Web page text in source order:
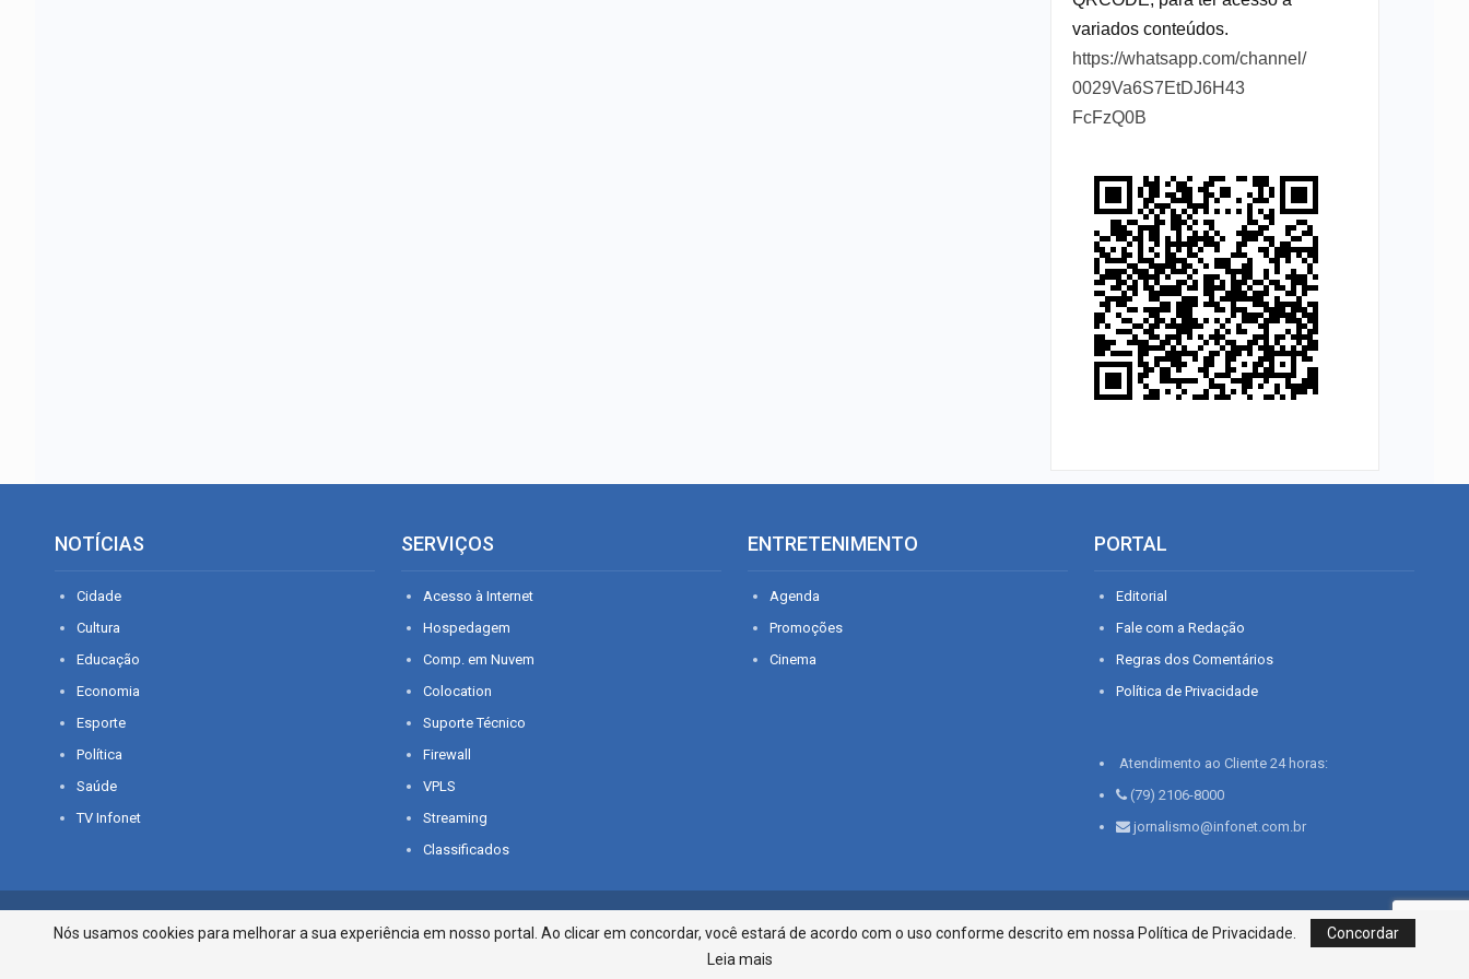
variados conteúdos.
https://whatsapp.com/channel/
0029Va6S7EtDJ6H43
FcFzQ0B
NOTÍCIAS
Cidade
Cultura
Educação
Economia
Esporte
Política
Saúde
TV Infonet
SERVIÇOS
Acesso à Internet
Hospedagem
Comp. em Nuvem
Colocation
Suporte Técnico
Firewall
VPLS
Streaming
Classificados
ENTRETENIMENTO
Agenda
Promoções
Cinema
PORTAL
Editorial
Fale com a Redação
Regras dos Comentários
Política de Privacidade
Atendimento ao Cliente 24 horas:
(79) 2106-8000
jornalismo@infonet.com.br
© 2026 - O que é notícia em Sergipe. Todos os direitos reservados.
Infonet - Rua Monsenhor Silveira 276, Bairro São José | Aracaju-SE, CEP 49015-030, Fone: 79.2106.8000 - CI
Centro de Informações LTDA
Nós usamos cookies para melhorar a sua experiência em nosso portal. Ao clicar em concordar, você estará de acordo com o uso conforme descrito em nossa Política de Privacidade.
Concordar
Leia mais